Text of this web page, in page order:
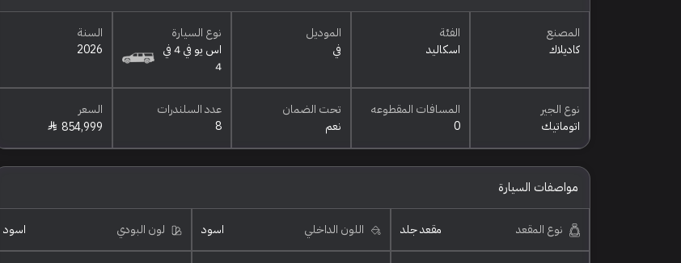
المصنع
كاديلاك
الفئة
اسكاليد
الموديل
في
نوع السيارة
اس يو في 4 في
4
السنة
2026
نوع الجير
اتوماتيك
المسافات المقطوعه
0
تحت الضمان
نعم
عدد السلندرات
8
السعر
854,999
مواصفات السيارة
نوع المقعد مقعد جلد اللون الداخلي اسود لون البودي اسود